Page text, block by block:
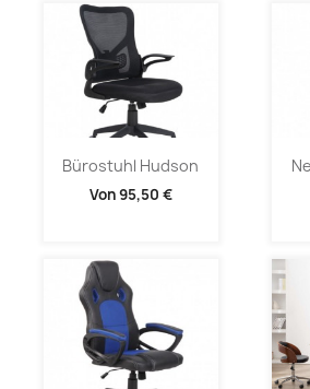
Bürostuhl Hudson
Von95,50 €